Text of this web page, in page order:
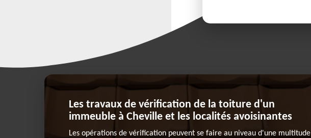
Les travaux de vérification de la toiture d'un
immeuble à Cheville et les localités avoisinantes
Les opérations de vérification peuvent se faire au niveau d'une multitude